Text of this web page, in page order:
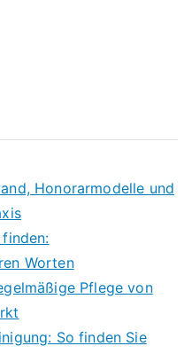
Honorarmodelle und
Worten
Pflege von
So finden Sie